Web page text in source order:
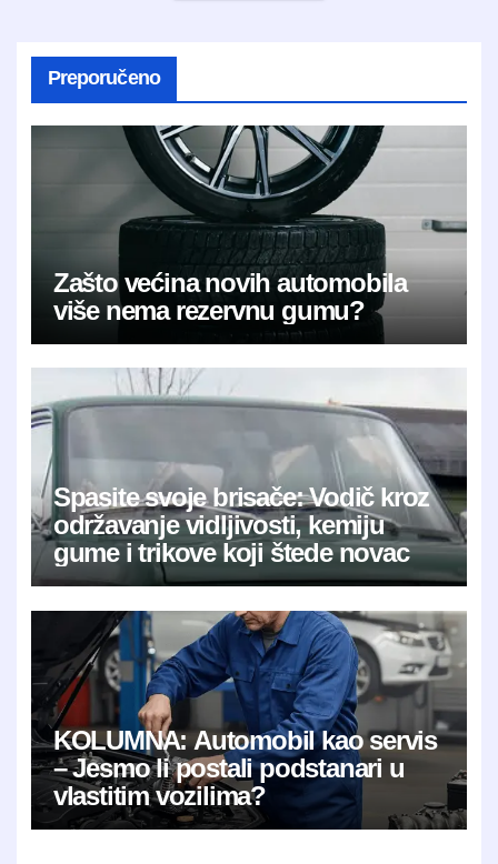
Preporučeno
Zašto većina novih automobila
više nema rezervnu gumu?
Spasite svoje brisače: Vodič kroz
održavanje vidljivosti, kemiju
gume i trikove koji štede novac
KOLUMNA: Automobil kao servis
– Jesmo li postali podstanari u
vlastitim vozilima?